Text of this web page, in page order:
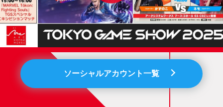
ソーシャルアカウント一覧